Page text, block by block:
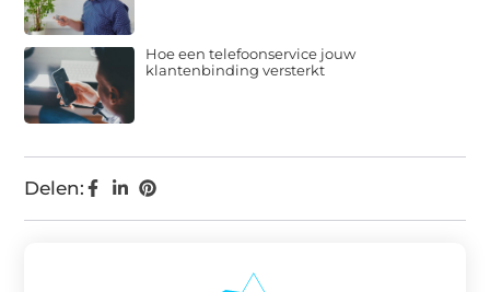
Delen:
Hoe een telefoonservice jouw
klantenbinding versterkt